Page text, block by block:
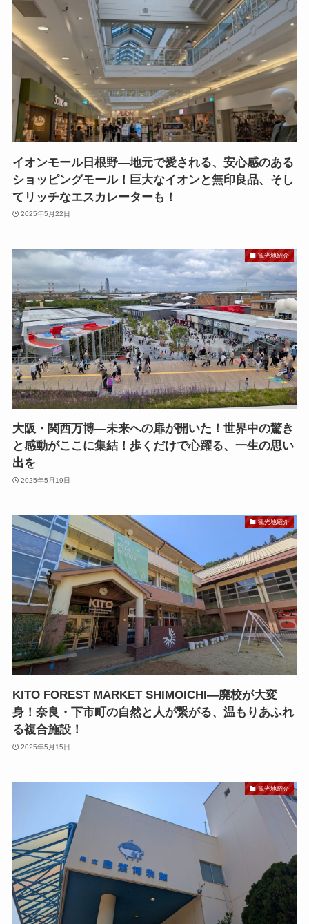
イオンモール日根野—地元で愛される、安心感のある
ショッピングモール！巨大なイオンと無印良品、そし
てリッチなエスカレーターも！
2025年5月22日
観光地紹介
大阪・関西万博—未来への扉が開いた！世界中の驚き
と感動がここに集結！歩くだけで心躍る、一生の思い
出を
2025年5月19日
観光地紹介
KITO FOREST MARKET SHIMOICHI—廃校が大変
身！奈良・下市町の自然と人が繋がる、温もりあふれ
る複合施設！
2025年5月15日
観光地紹介